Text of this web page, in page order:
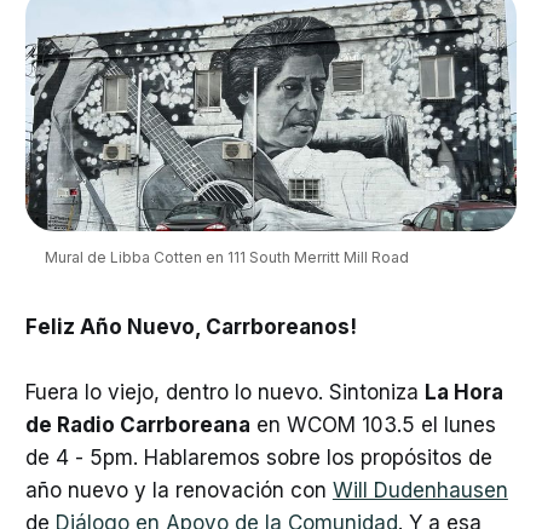
Mural de Libba Cotten en 111 South Merritt Mill Road
Feliz Año Nuevo, Carrboreanos!
Fuera lo viejo, dentro lo nuevo. Sintoniza La Hora
de Radio Carrboreana en WCOM 103.5 el lunes
de 4 - 5pm. Hablaremos sobre los propósitos de
año nuevo y la renovación con Will Dudenhausen
de Diálogo en Apoyo de la Comunidad. Y a esa